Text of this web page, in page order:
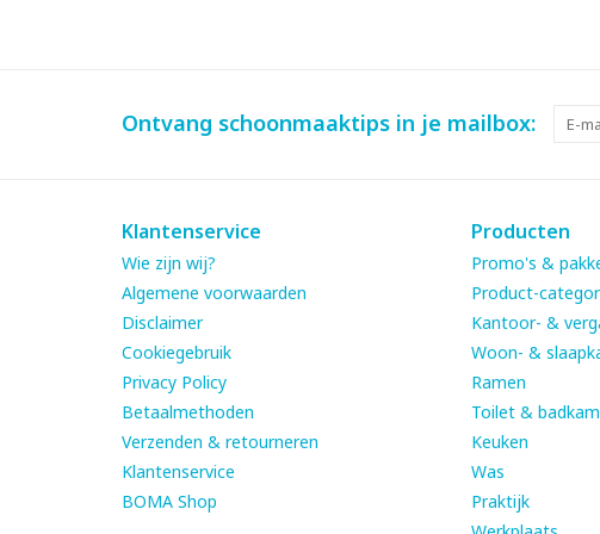
Ontvang schoonmaaktips in je mailbox:
Klantenservice
Wie zijn wij?
Algemene voorwaarden
Disclaimer
Cookiegebruik
Privacy Policy
Betaalmethoden
Verzenden & retourneren
Klantenservice
BOMA Shop
Producten
Promo's &
Product-
Kantoor- &
Woon- &
Ramen
Toilet &
Keuken
Was
Praktijk